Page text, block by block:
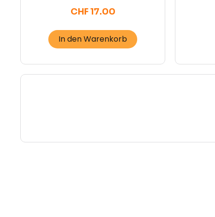
CHF17.00
In den Warenkorb